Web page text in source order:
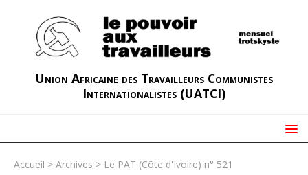
Union Africaine des Travailleurs Communistes
Internationalistes (UATCI)
Accueil > Archives > Le PAT (Côte d'Ivoire) n° 521